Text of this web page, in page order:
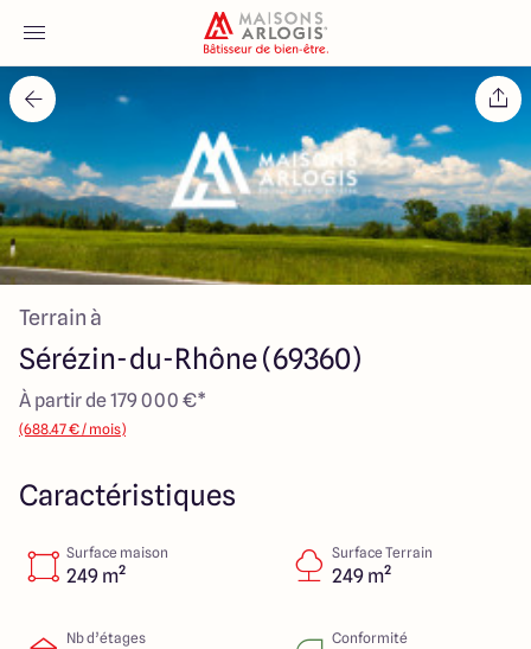
Accueil
Nos maisons
Nos annonces
Votre projet
Qui sommes-nous
Maisons ARLOGIS Lyon Est
151 route de Grenoble
69800 Saint Priest
Terrain à
Sérézin-du-Rhône (69360)
À partir de 179 000 €*
(688.47 € / mois)
Caractéristiques
Surface maison
249 m²
Surface Terrain
249 m²
Nb d’étages Conformité